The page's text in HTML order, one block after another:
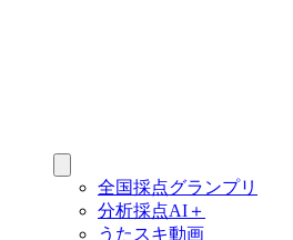
全国採点グランプリ
分析採点AI＋
うたスキ動画